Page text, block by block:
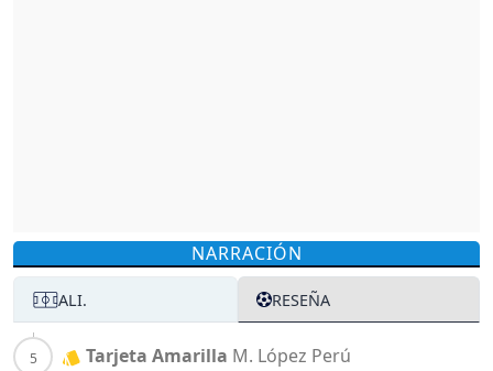
NARRACIÓN
ALI. RESEÑA
Tarjeta Amarilla M. López Perú